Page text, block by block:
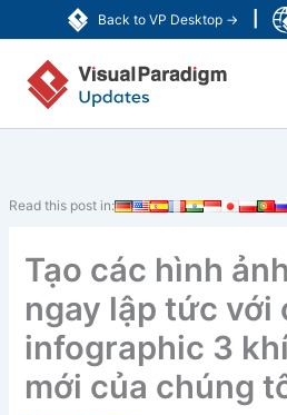
Back to VP Desktop →
tới
dung
Read this post in:
Tạo các hình
ngay lập tức với
infographic 3
mới của chúng